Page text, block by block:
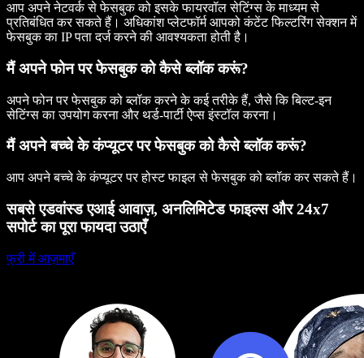
आप अपने नेटवर्क से फेसबुक को इसके फायरवॉल सेटिंग्स के माध्यम से
प्रतिबंधित कर सकते हैं। अधिकांश प्लेटफॉर्म आपको कंटेंट फिल्टरिंग सेक्शन में
फेसबुक का IP पता दर्ज करने की आवश्यकता होती है।
मैं अपने फोन पर फेसबुक को कैसे ब्लॉक करूं?
अपने फोन पर फेसबुक को ब्लॉक करने के कई तरीके हैं, जैसे कि बिल्ट-इन
सेटिंग्स का उपयोग करना और थर्ड-पार्टी ऐप्स इंस्टॉल करना।
मैं अपने बच्चे के कंप्यूटर पर फेसबुक को कैसे ब्लॉक करूं?
आप अपने बच्चे के कंप्यूटर पर होस्ट फाइल से फेसबुक को ब्लॉक कर सकते हैं।
सबसे एडवांस्ड एआई आवाज़, अनलिमिटेड फाइल्स और 24x7
सपोर्ट का पूरा फायदा उठाएँ
फ्री में आज़माएँ